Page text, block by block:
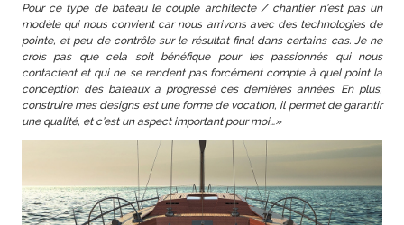
Pour ce type de bateau le couple architecte / chantier n’est pas un
modèle qui nous convient car nous arrivons avec des technologies de
pointe, et peu de contrôle sur le résultat final dans certains cas. Je ne
crois pas que cela soit bénéfique pour les passionnés qui nous
contactent et qui ne se rendent pas forcément compte à quel point la
conception des bateaux a progressé ces dernières années. En plus,
construire mes designs est une forme de vocation, il permet de garantir
une qualité, et c’est un aspect important pour moi…»